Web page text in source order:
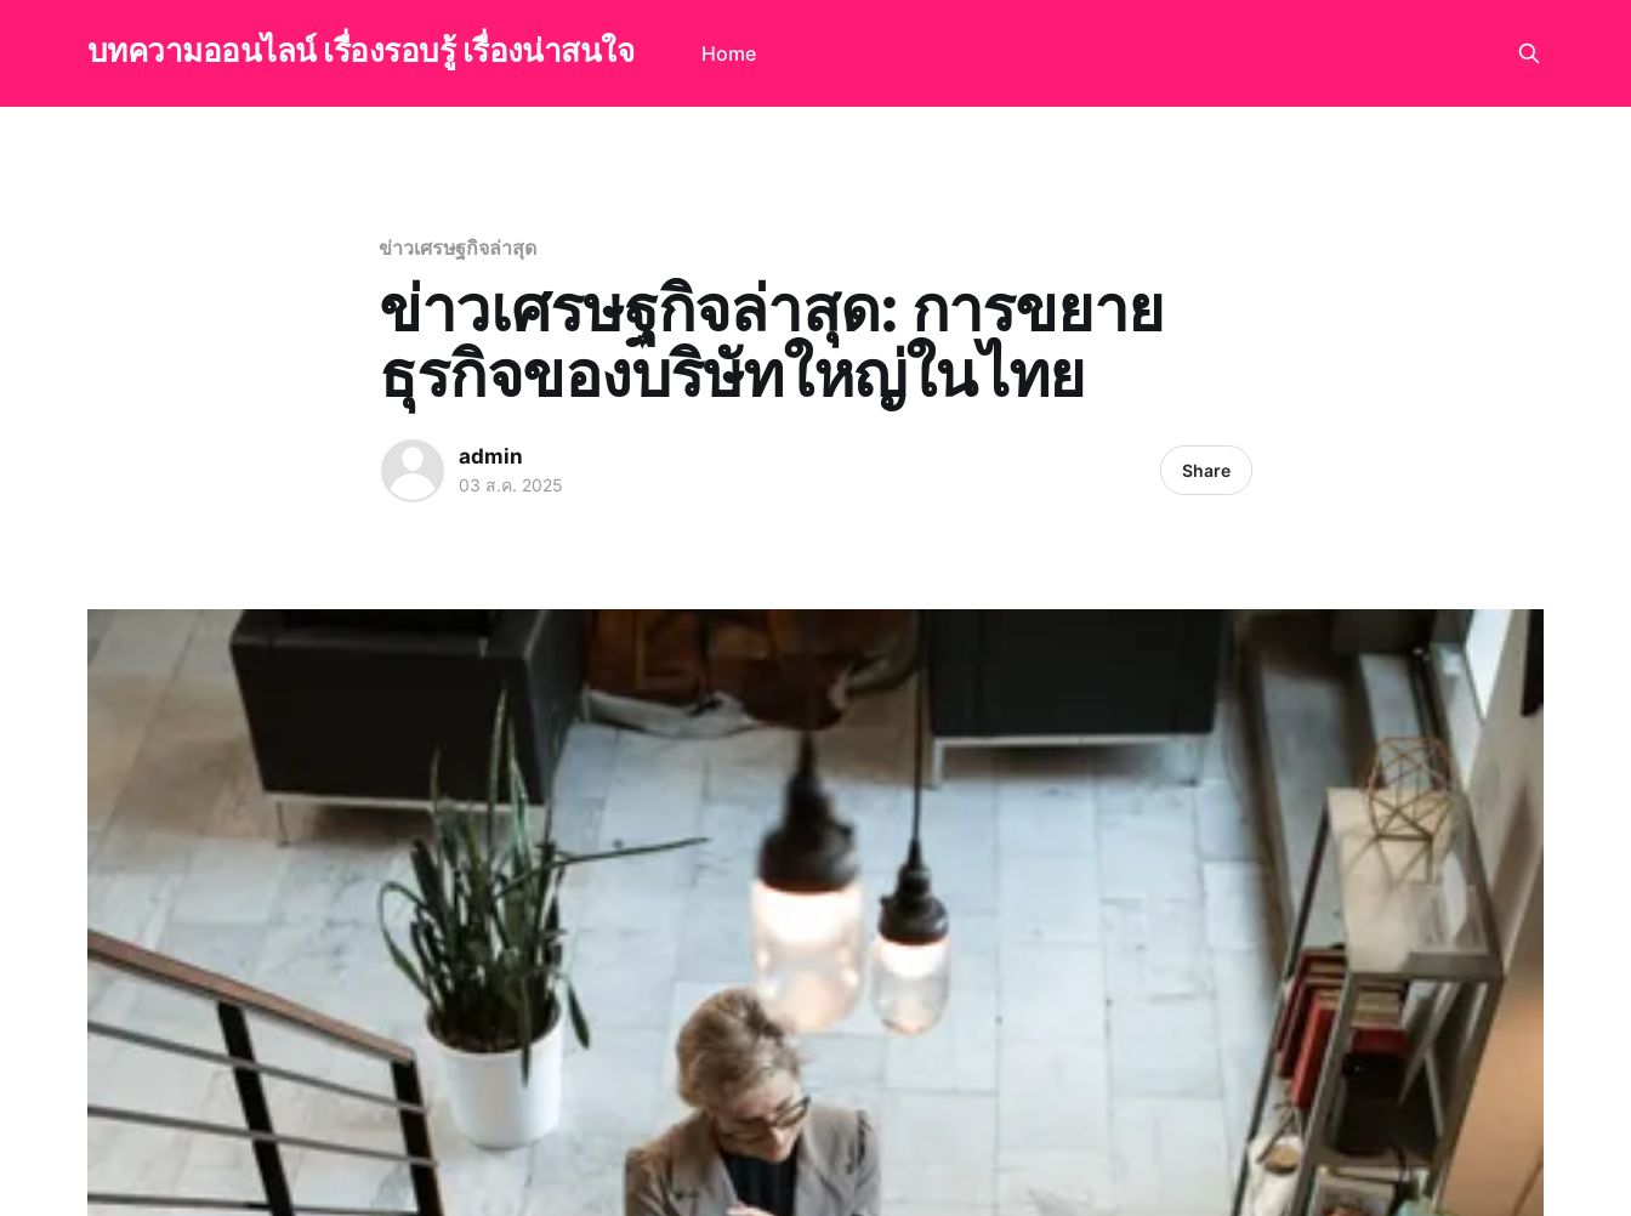
บทความออนไลน์ เรื่องรอบรู้ เรื่องน่าสนใจ Home
ข่าวเศรษฐกิจล่าสุด
ข่าวเศรษฐกิจล่าสุด: การขยาย
ธุรกิจของบริษัทใหญ่ในไทย
admin
03 ส.ค. 2025
Share